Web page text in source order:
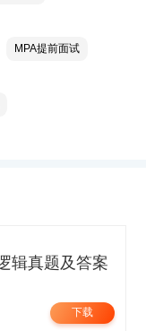
MPA提前面试
下载